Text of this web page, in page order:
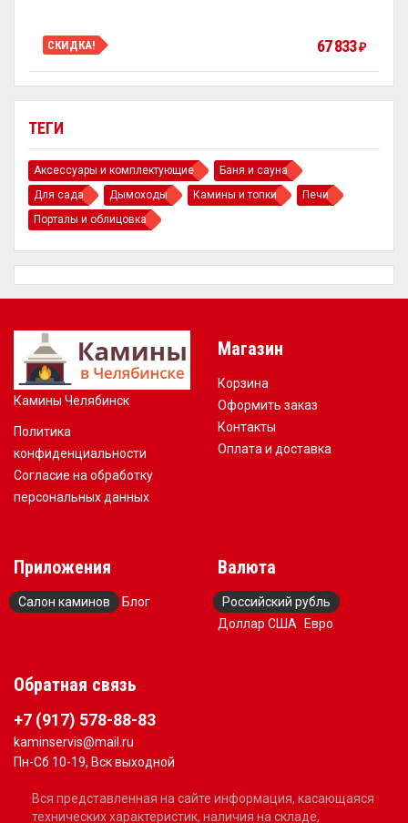
ТЕГИ
Аксессуары и комплектующие
Баня и сауна
Для сада
Дымоходы Камины и топки
Печи
Порталы и облицовка
СКИДКА! 67 833₽
Камины Челябинск
Политика
конфиденциальности
Согласие на обработку
персональных данных
Магазин
Корзина
Оформить заказ
Контакты
Оплата и доставка
Приложения
Салон каминов Блог
Валюта
Российский рубль
Доллар США
Евро
Обратная связь
+7 (917) 578-88-83
kaminservis@mail.ru
Пн-Сб 10-19, Вск выходной
Вся представленная на сайте информация, касающаяся
технических характеристик, наличия на складе,